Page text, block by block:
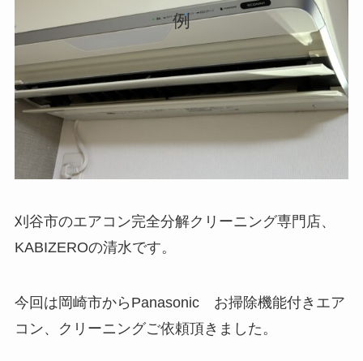
例
刈谷市のエアコン完全分解クリーニング専門店、
KABIZEROの清水です。
今回は岡崎市からPanasonic お掃除機能付きエア
コン、クリーニングご依頼頂きました。